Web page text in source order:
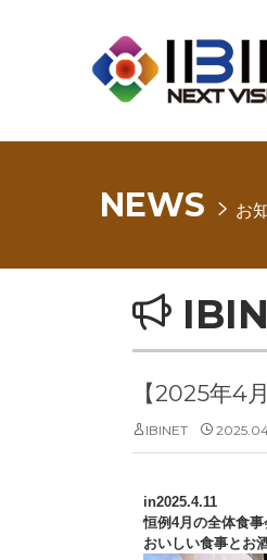
NEWS お
【2025年4
IBINET
in2025.4.11
恒例4月の全体食事
おいしい食事とお